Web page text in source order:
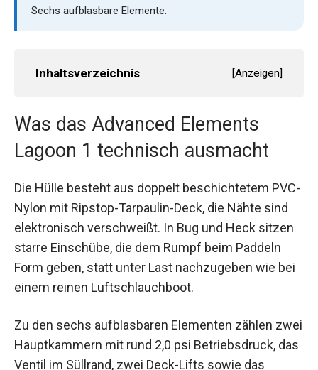
Sechs aufblasbare Elemente.
Inhaltsverzeichnis [Anzeigen]
Was das Advanced Elements
Lagoon 1 technisch ausmacht
Die Hülle besteht aus doppelt beschichtetem PVC-
Nylon mit Ripstop-Tarpaulin-Deck, die Nähte sind
elektronisch verschweißt. In Bug und Heck sitzen
starre Einschübe, die dem Rumpf beim Paddeln
Form geben, statt unter Last nachzugeben wie bei
einem reinen Luftschlauchboot.
Zu den sechs aufblasbaren Elementen zählen zwei
Hauptkammern mit rund 2,0 psi Betriebsdruck, das
Ventil im Süllrand, zwei Deck-Lifts sowie das